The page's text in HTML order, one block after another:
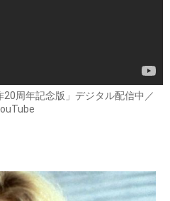
周年記念版」デジタル配信中／